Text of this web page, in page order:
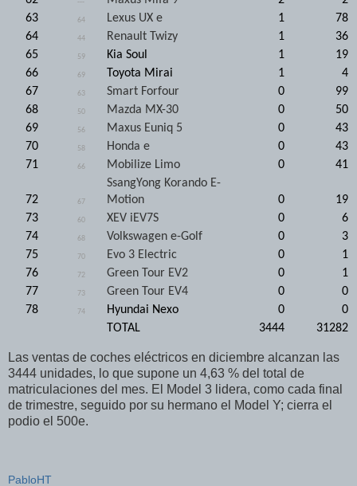
---
63
64 Lexus UX e 1
78
64
44 Renault Twizy 1
36
65
59 Kia Soul 1
19
66
69 Toyota Mirai 1
4
67
63 Smart Forfour 0
99
68
50 Mazda MX-30 0
50
69
56 Maxus Euniq 5 0
43
70
58 Honda e 0
43
71
66 Mobilize Limo 0 41
72 67
SsangYong Korando E-
Motion
0
19
73
60 XEV iEV7S 0
6
74
68 Volkswagen e-Golf 0
3
75
70 Evo 3 Electric 0
1
76
72 Green Tour EV2 0
1
77
73 Green Tour EV4 0
0
78
74 Hyundai Nexo 0
0
TOTAL
3444 31282
Las ventas de coches eléctricos en diciembre alcanzan las
3444 unidades, lo que supone un 4,63 % del total de
matriculaciones del mes. El Model 3 lidera, como cada final
de trimestre, seguido por su hermano el Model Y; cierra el
podio el 500e.
PabloHT